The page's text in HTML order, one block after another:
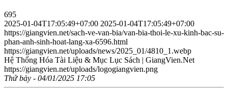
695
2025-01-04T17:05:49+07:00 2025-01-04T17:05:49+07:00
https://giangvien.net/sach-ve-van-bia/van-bia-thoi-le-xu-kinh-bac-su-
phan-anh-sinh-hoat-lang-xa-6596.html
https://giangvien.net/uploads/news/2025_01/4810_1.webp
Hệ Thống Hóa Tài Liệu & Mục Lục Sách | GiangVien.Net
https://giangvien.net/uploads/logogiangvien.png
Thứ bảy - 04/01/2025 17:05